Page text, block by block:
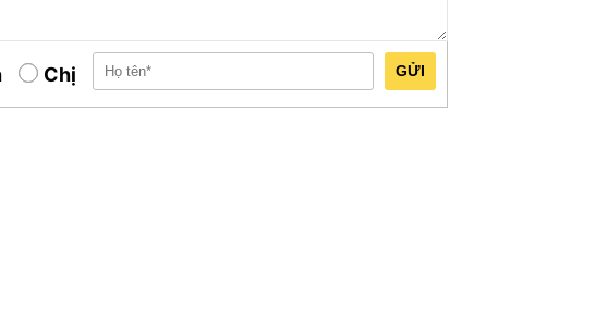
yên tĩnh.
bàn tay và cảm nhận mùi hương thơm mát,
Chị GỬI